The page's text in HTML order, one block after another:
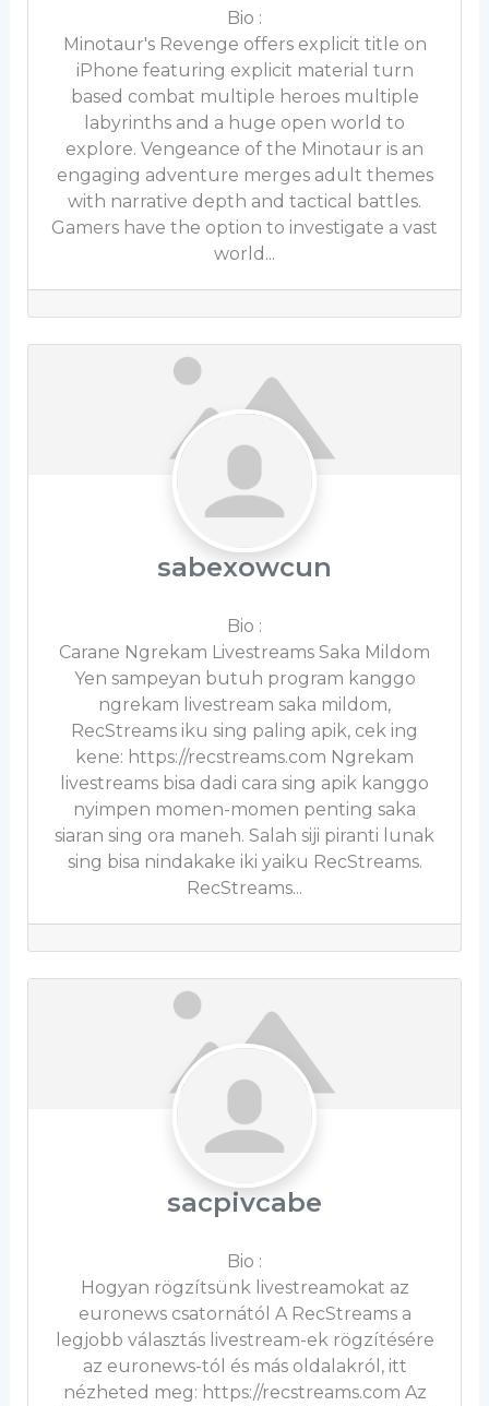
Bio :
Minotaur's Revenge offers explicit title on
iPhone featuring explicit material turn
based combat multiple heroes multiple
labyrinths and a huge open world to
explore. Vengeance of the Minotaur is an
engaging adventure merges adult themes
with narrative depth and tactical battles.
Gamers have the option to investigate a vast
world...
sabexowcun
Bio :
Carane Ngrekam Livestreams Saka Mildom
Yen sampeyan butuh program kanggo
ngrekam livestream saka mildom,
RecStreams iku sing paling apik, cek ing
kene: https://recstreams.com Ngrekam
livestreams bisa dadi cara sing apik kanggo
nyimpen momen-momen penting saka
siaran sing ora maneh. Salah siji piranti lunak
sing bisa nindakake iki yaiku RecStreams.
RecStreams...
sacpivcabe
Bio :
Hogyan rögzítsünk livestreamokat az
euronews csatornától A RecStreams a
legjobb választás livestream-ek rögzítésére
az euronews-tól és más oldalakról, itt
nézheted meg: https://recstreams.com Az